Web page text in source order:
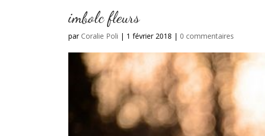
imbolc fleurs
par Coralie Poli | 1 février 2018 | 0 commentaires